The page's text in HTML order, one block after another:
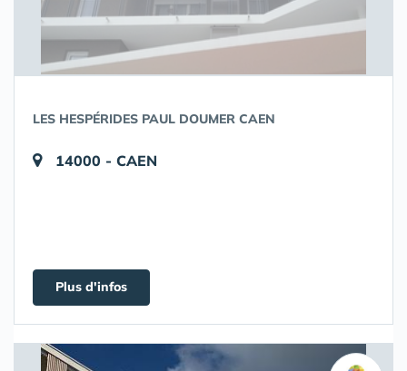
LES HESPÉRIDES PAUL DOUMER CAEN
14000 - CAEN
Plus d'infos